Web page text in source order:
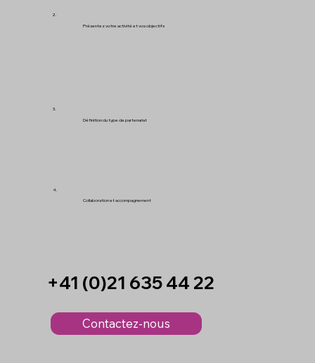
+41 (0)21 635 44 22
2.
Présentez votre activité et vos objectifs
Contactez-nous
3.
Définition du type de partenariat
4.
Collaboration et accompagnement